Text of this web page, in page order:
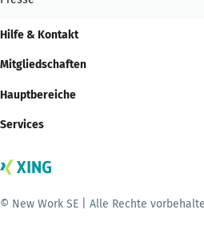
Hilfe & Kontakt
Mitgliedschaften
Hauptbereiche
Services
© New Work SE | Alle Rechte